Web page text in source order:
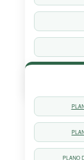
PLANO